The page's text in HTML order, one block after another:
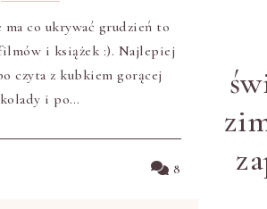
co ukrywać grudzień to
i książek :). Najlepiej
czyta z kubkiem gorącej
i po…
8